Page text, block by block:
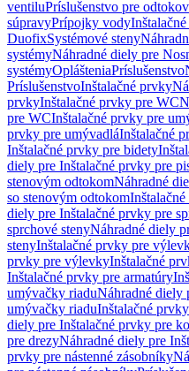
ventiluPríslušenstvo pre
súpravyPrípojky vody
DuofixSystémové steny
systémyNáhradné diely pre
systémyOplášteniaPríslušenstvo
PríslušenstvoInštalačné prvky
prvkyInštalačné prvky pre WC
pre WCInštalačné prvky pre
prvky pre umývadláInštalačné
Inštalačné prvky pre bidety
diely pre Inštalačné prvky pre
stenovým odtokomNáhradné
so stenovým odtokom
diely pre Inštalačné prvky pre
sprchové stenyNáhradné diely
stenyInštalačné prvky pre
prvky pre výlevkyInštalačné
Inštalačné prvky pre armatúry
umývačky riaduNáhradné diely
umývačky riaduInštalačné
diely pre Inštalačné prvky pre
pre drezyNáhradné diely pre
prvky pre nástenné zásobníky